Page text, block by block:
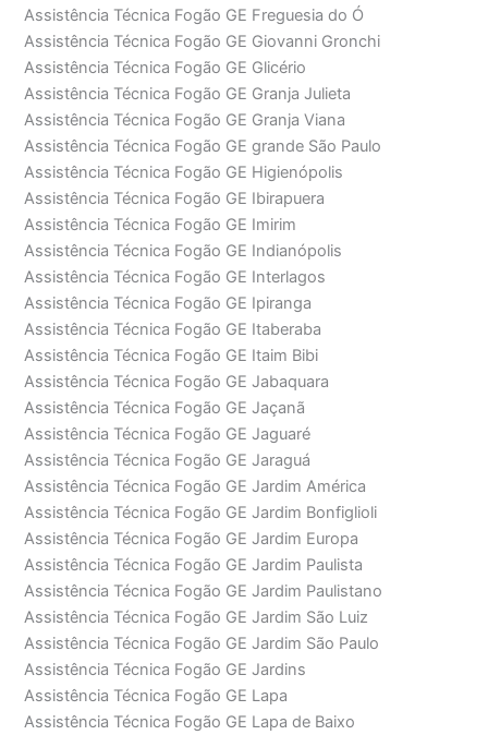
Assistência Técnica Fogão GE Freguesia do Ó
Assistência Técnica Fogão GE Giovanni Gronchi
Assistência Técnica Fogão GE Glicério
Assistência Técnica Fogão GE Granja Julieta
Assistência Técnica Fogão GE Granja Viana
Assistência Técnica Fogão GE grande São Paulo
Assistência Técnica Fogão GE Higienópolis
Assistência Técnica Fogão GE Ibirapuera
Assistência Técnica Fogão GE Imirim
Assistência Técnica Fogão GE Indianópolis
Assistência Técnica Fogão GE Interlagos
Assistência Técnica Fogão GE Ipiranga
Assistência Técnica Fogão GE Itaberaba
Assistência Técnica Fogão GE Itaim Bibi
Assistência Técnica Fogão GE Jabaquara
Assistência Técnica Fogão GE Jaçanã
Assistência Técnica Fogão GE Jaguaré
Assistência Técnica Fogão GE Jaraguá
Assistência Técnica Fogão GE Jardim América
Assistência Técnica Fogão GE Jardim Bonfiglioli
Assistência Técnica Fogão GE Jardim Europa
Assistência Técnica Fogão GE Jardim Paulista
Assistência Técnica Fogão GE Jardim Paulistano
Assistência Técnica Fogão GE Jardim São Luiz
Assistência Técnica Fogão GE Jardim São Paulo
Assistência Técnica Fogão GE Jardins
Assistência Técnica Fogão GE Lapa
Assistência Técnica Fogão GE Lapa de Baixo